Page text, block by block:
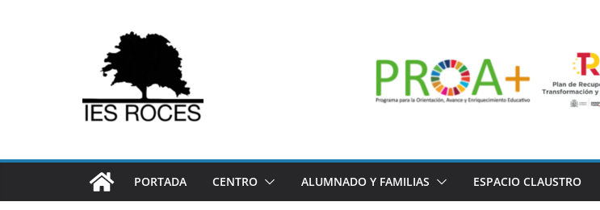
PORTADA CENTRO ALUMNADO Y FAMILIAS ESPACIO CLAUSTRO